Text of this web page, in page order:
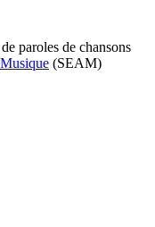
paroles de chansons
(SEAM)